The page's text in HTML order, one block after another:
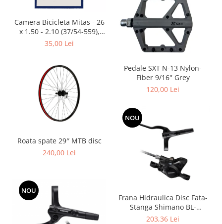
Schimbatoare viteze
Scule bicicleta
Camera Bicicleta Mitas - 26
x 1.50 - 2.10 (37/54-559),
FV47
35,00 Lei
Pedale SXT N-13 Nylon-
Fiber 9/16'' Grey
120,00 Lei
Roata spate 29″ MTB disc
240,00 Lei
NOU
Frana Hidraulica Disc Fata-
Stanga Shimano BL-
MT200(l) BR-MT200(f),
203,36 Lei
NOU